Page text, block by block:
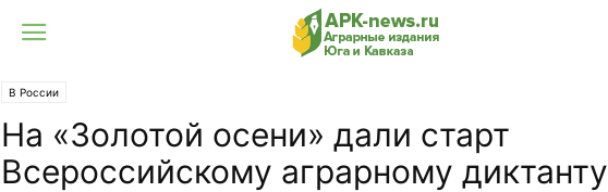
В России
На «Золотой осени» дали старт
Всероссийскому аграрному диктанту